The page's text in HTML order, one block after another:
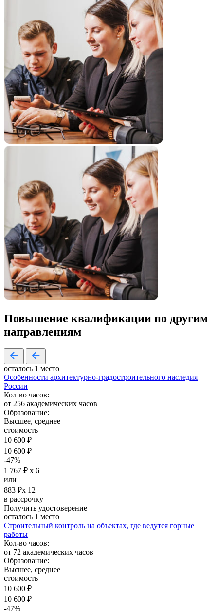
Повышение квалификации по другим
направлениям
осталось 1 место
Особенности архитектурно-градостроительного наследия
России
Кол-во часов:
от 256 академических часов
Образование:
Высшее, среднее
стоимость
10 600 ₽
10 600 ₽
-47%
1 767 ₽ х 6
или
883 ₽х 12
в рассрочку
Получить удостоверение
осталось 1 место
Строительный контроль на объектах, где ведутся горные
работы
Кол-во часов:
от 72 академических часов
Образование:
Высшее, среднее
стоимость
10 600 ₽
10 600 ₽
-47%